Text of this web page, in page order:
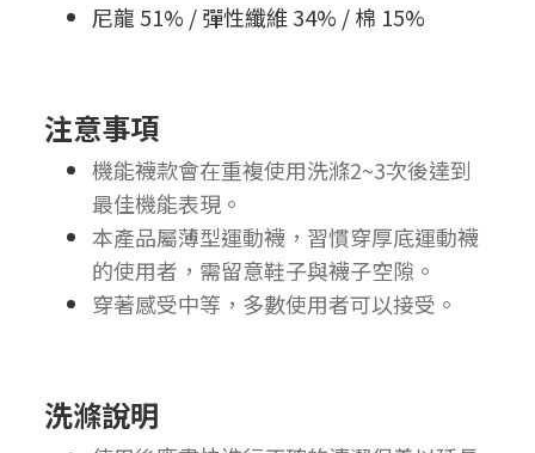
尼龍 51% / 彈性纖維 34% / 棉 15%
注意事項
機能襪款會在重複使用洗滌2~3次後達到
最佳機能表現。
本產品屬薄型運動襪，習慣穿厚底運動襪
的使用者，需留意鞋子與襪子空隙。
穿著感受中等，多數使用者可以接受。
洗滌說明